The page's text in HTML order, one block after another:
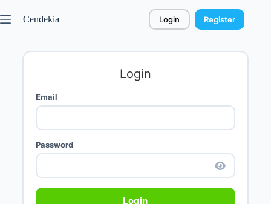
Cendekia Login Register
Login
Email
Password
Login